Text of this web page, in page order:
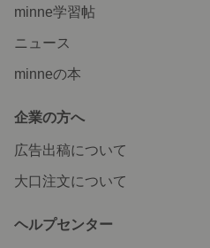
minne学習帖
ニュース
minneの本
企業の方へ
広告出稿について
大口注文について
ヘルプセンター